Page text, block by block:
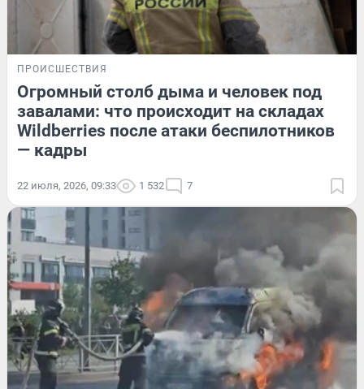
ПРОИСШЕСТВИЯ
Огромный столб дыма и человек под
завалами: что происходит на складах
Wildberries после атаки беспилотников
— кадры
22 июля, 2026, 09:33 1 532 7